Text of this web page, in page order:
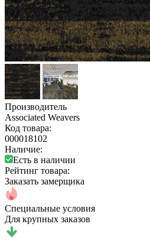
Производитель
Associated Weavers
Код товара:
000018102
Наличие:
Есть в наличии
Рейтинг товара:
Заказать замерщика
Специальные условия
Для крупных заказов